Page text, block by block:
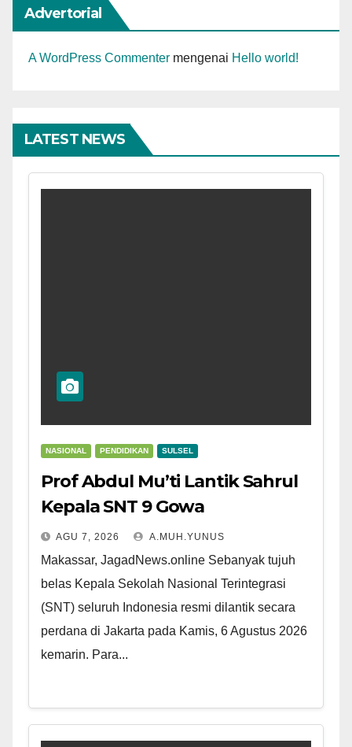
Advertorial
A WordPress Commenter mengenai Hello world!
LATEST NEWS
NASIONAL PENDIDIKAN SULSEL
Prof Abdul Mu’ti Lantik Sahrul
Kepala SNT 9 Gowa
AGU 7, 2026 A.MUH.YUNUS
Makassar, JagadNews.online Sebanyak tujuh
belas Kepala Sekolah Nasional Terintegrasi
(SNT) seluruh Indonesia resmi dilantik secara
perdana di Jakarta pada Kamis, 6 Agustus 2026
kemarin. Para...